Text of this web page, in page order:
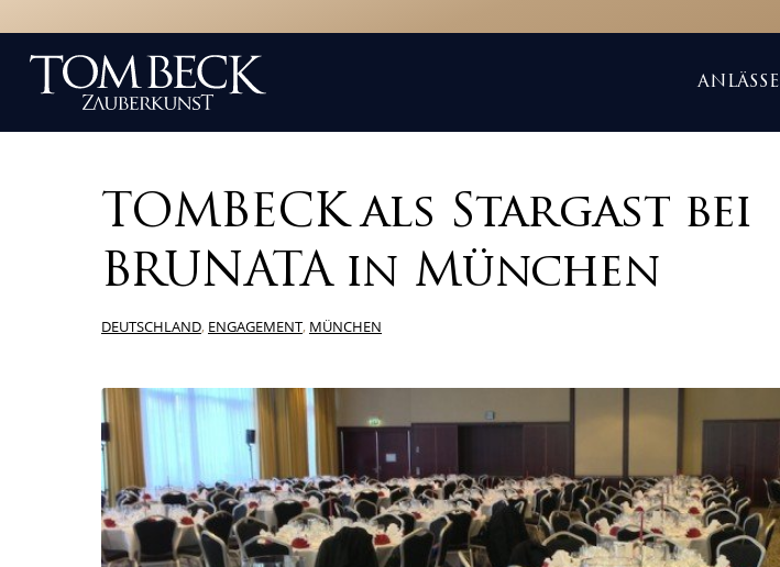
ANLÄSSE
TOMBECK als Stargast bei
BRUNATA in München
DEUTSCHLAND, ENGAGEMENT, MÜNCHEN